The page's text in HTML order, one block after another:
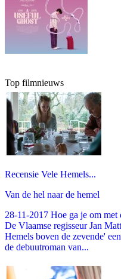
Top filmnieuws
Recensie Vele Hemels...
Van de hel naar de hemel
28-11-2017 Hoe ga je om
De Vlaamse regisseur Jan
Hemels boven de zevende'
de debuutroman van...